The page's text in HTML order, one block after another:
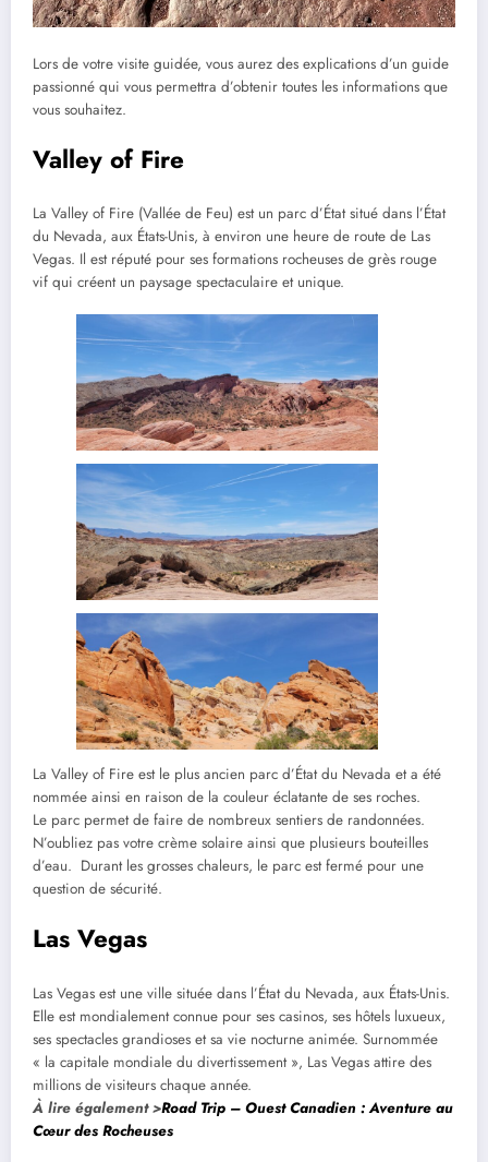
Lors de votre visite guidée, vous aurez des explications d’un guide
passionné qui vous permettra d’obtenir toutes les informations que
vous souhaitez.
Valley of Fire
La Valley of Fire (Vallée de Feu) est un parc d’État situé dans l’État
du Nevada, aux États-Unis, à environ une heure de route de Las
Vegas. Il est réputé pour ses formations rocheuses de grès rouge
vif qui créent un paysage spectaculaire et unique.
La Valley of Fire est le plus ancien parc d’État du Nevada et a été
nommée ainsi en raison de la couleur éclatante de ses roches.
Le parc permet de faire de nombreux sentiers de randonnées.
N’oubliez pas votre crème solaire ainsi que plusieurs bouteilles
d’eau. Durant les grosses chaleurs, le parc est fermé pour une
question de sécurité.
Las Vegas
Las Vegas est une ville située dans l’État du Nevada, aux États-Unis.
Elle est mondialement connue pour ses casinos, ses hôtels luxueux,
ses spectacles grandioses et sa vie nocturne animée. Surnommée
« la capitale mondiale du divertissement », Las Vegas attire des
millions de visiteurs chaque année.
À lire également >Road Trip – Ouest Canadien : Aventure au
Cœur des Rocheuses